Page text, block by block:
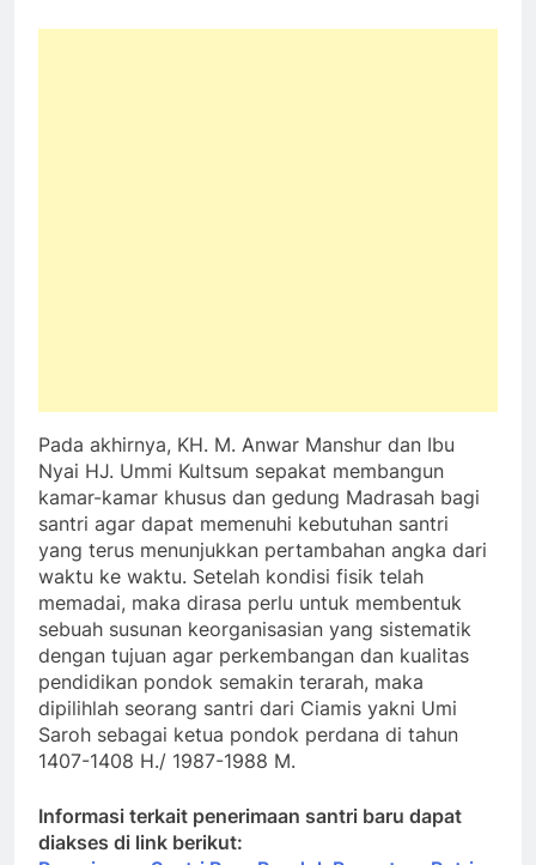
Pada akhirnya, KH. M. Anwar Manshur dan Ibu
Nyai HJ. Ummi Kultsum sepakat membangun
kamar-kamar khusus dan gedung Madrasah bagi
santri agar dapat memenuhi kebutuhan santri
yang terus menunjukkan pertambahan angka dari
waktu ke waktu. Setelah kondisi fisik telah
memadai, maka dirasa perlu untuk membentuk
sebuah susunan keorganisasian yang sistematik
dengan tujuan agar perkembangan dan kualitas
pendidikan pondok semakin terarah, maka
dipilihlah seorang santri dari Ciamis yakni Umi
Saroh sebagai ketua pondok perdana di tahun
1407-1408 H./ 1987-1988 M.
Informasi terkait penerimaan santri baru dapat
diakses di link berikut: